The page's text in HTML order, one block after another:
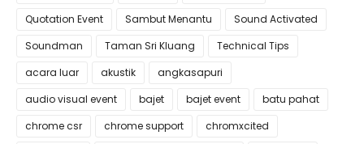
Quotation Event
Sambut Menantu
Sound Activated
Soundman
Taman Sri Kluang
Technical Tips
acara luar
akustik
angkasapuri
audio visual event
bajet bajet event
batu pahat
chrome csr
chrome support
chromxcited